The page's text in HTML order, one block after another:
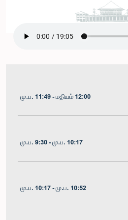
மு.ப. 11:49 - மதியம் 12:00
மு.ப. 9:30 - மு.ப. 10:17
மு.ப. 10:17 - மு.ப. 10:52